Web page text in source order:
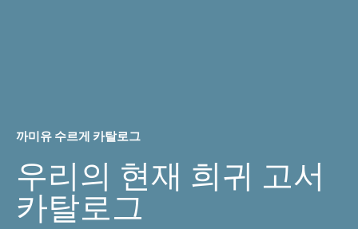
까미유 수르게 카탈로그
우리의 현재 희귀 고서
카탈로그